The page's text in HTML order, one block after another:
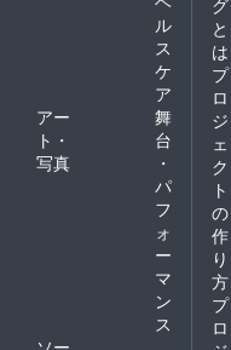
ル
ス
ケ
ア
アー
ト・
写真
舞
台
・
パ
フ
ォ
ー
マ
ン
ス
グ
と
は
プ
ロ
ジ
ェ
ク
ト
の
作
り
方
プ
ロ